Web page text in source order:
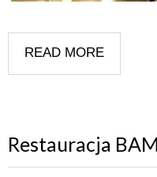
READ MORE
Restauracja